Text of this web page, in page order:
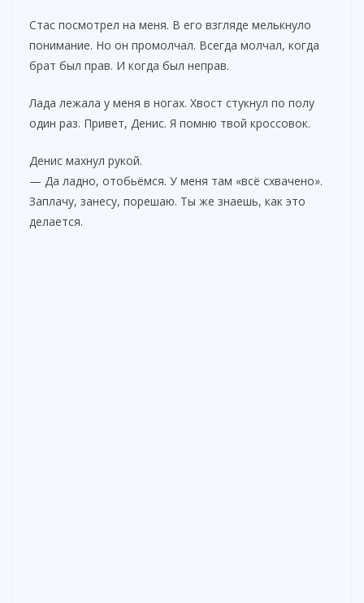
Стас посмотрел на меня. В его взгляде мелькнуло
понимание. Но он промолчал. Всегда молчал, когда
брат был прав. И когда был неправ.
Лада лежала у меня в ногах. Хвост стукнул по полу
один раз. Привет, Денис. Я помню твой кроссовок.
Денис махнул рукой.
— Да ладно, отобьёмся. У меня там «всё схвачено».
Заплачу, занесу, порешаю. Ты же знаешь, как это
делается.